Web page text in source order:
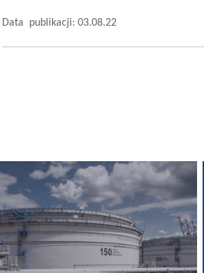
Data publikacji: 03.08.22